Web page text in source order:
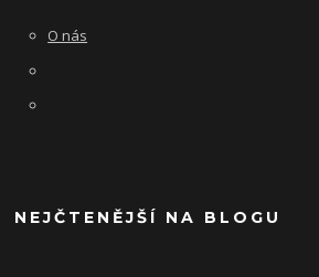
O nás
NEJČTENĚJŠÍ NA BLOGU